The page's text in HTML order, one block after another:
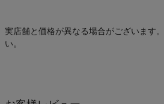
実店舗と価格が異なる場合がございます
い。